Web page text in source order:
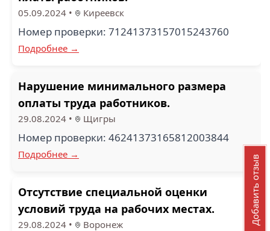
05.09.2024 • Киреевск
Номер проверки: 71241373157015243760
Подробнее →
Нарушение минимального размера
оплаты труда работников.
29.08.2024 • Щигры
Номер проверки: 46241373165812003844
Подробнее →
Отсутствие специальной оценки
условий труда на рабочих местах.
29.08.2024 • Воронеж Добавить отзыв